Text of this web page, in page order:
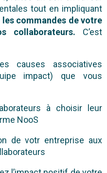
tout en impliquant
les commandes de votre
collaborateurs. C’est
causes associatives
impact) que vous
à choisir leur
NooS
de votr entreprise aux